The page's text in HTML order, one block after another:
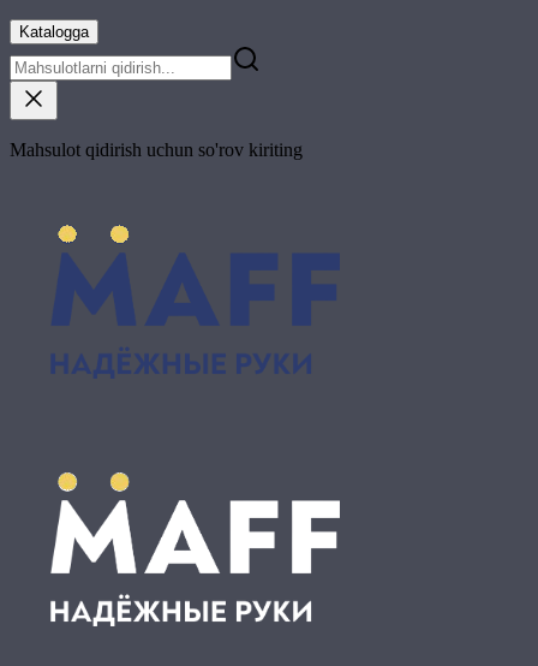
Katalogga
Mahsulot qidirish uchun so'rov kiriting